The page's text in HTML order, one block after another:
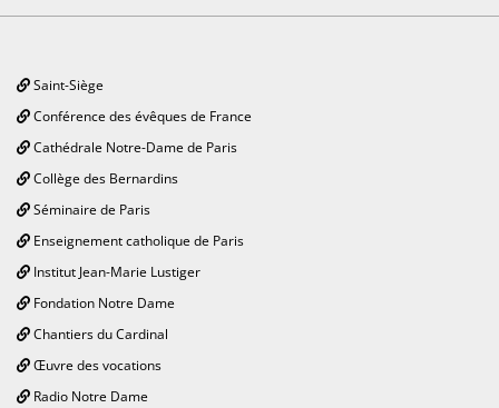
Saint-Siège
Conférence des évêques de France
Cathédrale Notre-Dame de Paris
Collège des Bernardins
Séminaire de Paris
Enseignement catholique de Paris
Institut Jean-Marie Lustiger
Fondation Notre Dame
Chantiers du Cardinal
Œuvre des vocations
Radio Notre Dame